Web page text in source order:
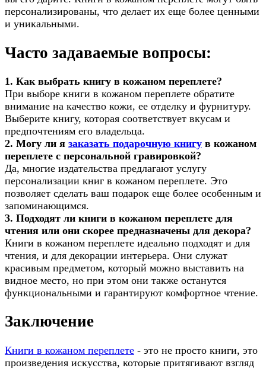
персонализированы, что делает их еще более ценными
и уникальными.
Часто задаваемые вопросы:
1. Как выбрать книгу в кожаном переплете?
При выборе книги в кожаном переплете обратите
внимание на качество кожи, ее отделку и фурнитуру.
Выберите книгу, которая соответствует вкусам и
предпочтениям его владельца.
2. Могу ли я заказать подарочную книгу в кожаном
переплете с персональной гравировкой?
Да, многие издательства предлагают услугу
персонализации книг в кожаном переплете. Это
позволяет сделать ваш подарок еще более особенным и
запоминающимся.
3. Подходят ли книги в кожаном переплете для
чтения или они скорее предназначены для декора?
Книги в кожаном переплете идеально подходят и для
чтения, и для декорации интерьера. Они служат
красивым предметом, который можно выставить на
видное место, но при этом они также останутся
функциональными и гарантируют комфортное чтение.
Заключение
Книги в кожаном переплете - это не просто книги, это
произведения искусства, которые притягивают взгляд